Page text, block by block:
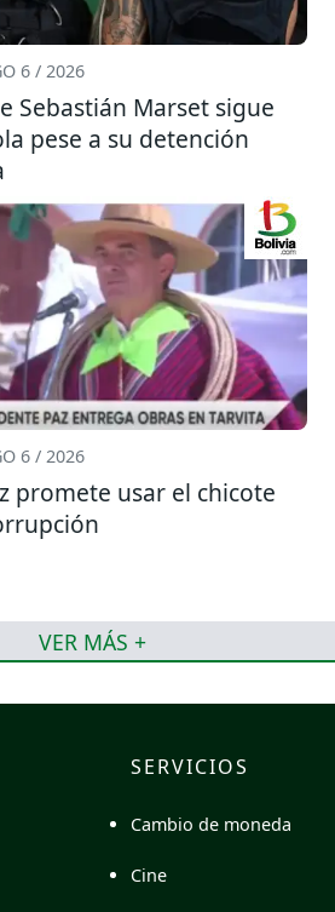
6 / 2026
Sebastián Marset sigue
pese a su detención
6 / 2026
promete usar el chicote
VER MÁS +
SERVICIOS
Cambio de moneda
Cine